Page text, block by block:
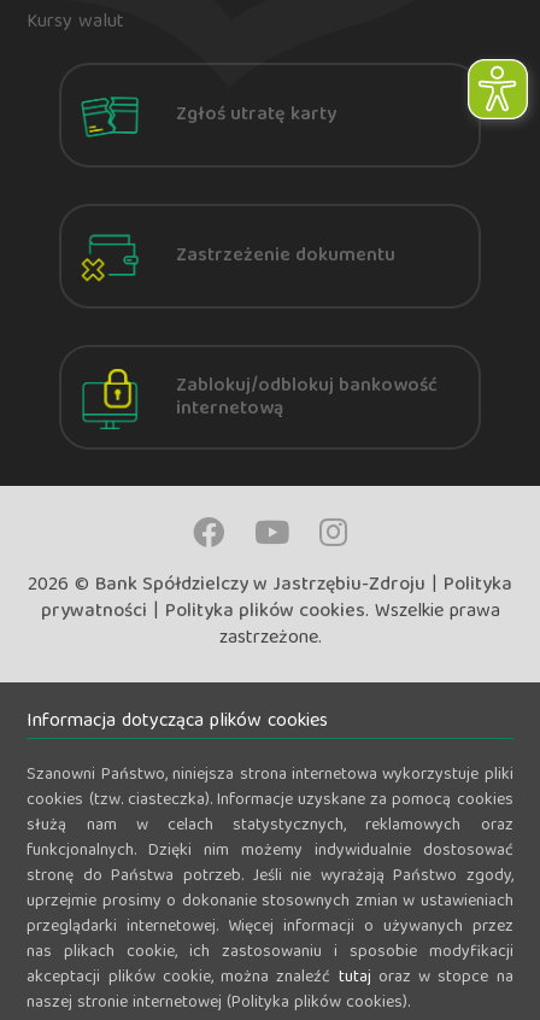
Kursy walut
Zgłoś utratę karty
Zastrzeżenie dokumentu
Zablokuj/odblokuj bankowość
internetową
2026 © Bank Spółdzielczy w Jastrzębiu-Zdroju | Polityka
prywatności | Polityka plików cookies. Wszelkie prawa
zastrzeżone.
Informacja dotycząca plików cookies
Szanowni Państwo, niniejsza strona internetowa wykorzystuje pliki
cookies (tzw. ciasteczka). Informacje uzyskane za pomocą cookies
służą nam w celach statystycznych, reklamowych oraz
funkcjonalnych. Dzięki nim możemy indywidualnie dostosować
stronę do Państwa potrzeb. Jeśli nie wyrażają Państwo zgody,
uprzejmie prosimy o dokonanie stosownych zmian w ustawieniach
przeglądarki internetowej. Więcej informacji o używanych przez
nas plikach cookie, ich zastosowaniu i sposobie modyfikacji
akceptacji plików cookie, można znaleźć tutaj oraz w stopce na
naszej stronie internetowej (Polityka plików cookies).